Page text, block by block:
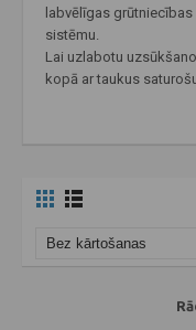
labvēlīgas
sistēmu.
Lai uzlabotu
kopā ar taukus